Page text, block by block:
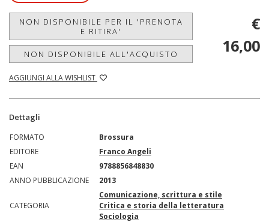
NON DISPONIBILE PER IL 'PRENOTA
E RITIRA'
NON DISPONIBILE ALL'ACQUISTO
AGGIUNGI ALLA WISHLIST
€
16,00
Dettagli
FORMATO
Brossura
EDITORE
Franco Angeli
EAN
9788856848830
ANNO PUBBLICAZIONE
2013
CATEGORIA
Comunicazione, scrittura e stile
Critica e storia della letteratura
Sociologia